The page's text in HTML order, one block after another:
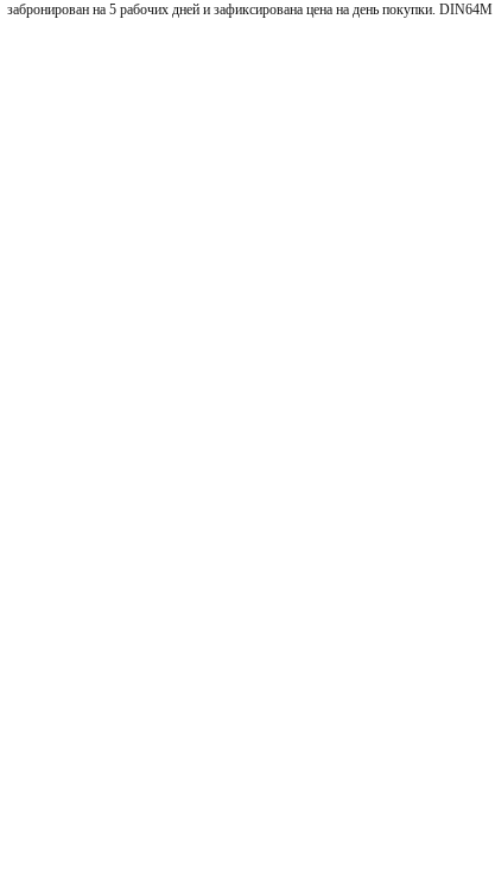
забронирован на 5 рабочих дней и зафиксирована цена на день покупки. DIN64M